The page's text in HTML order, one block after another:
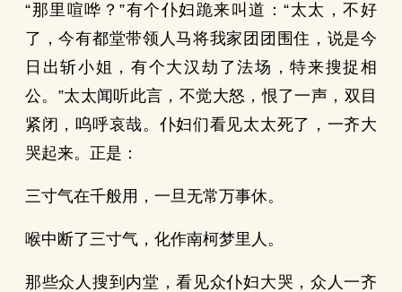
“那里喧哗？”有个仆妇跪来叫道：“太太，不好
了，今有都堂带领人马将我家团团围住，说是今
日出斩小姐，有个大汉劫了法场，特来搜捉相
公。”太太闻听此言，不觉大怒，恨了一声，双目
紧闭，呜呼哀哉。仆妇们看见太太死了，一齐大
哭起来。正是：
三寸气在千般用，一旦无常万事休。
喉中断了三寸气，化作南柯梦里人。
那些众人搜到内堂，看见众仆妇大哭，众人一齐